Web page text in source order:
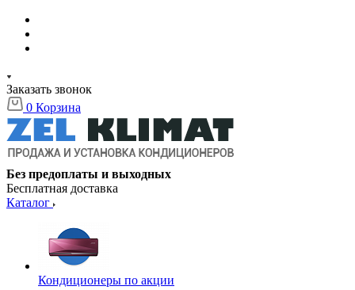
Заказать звонок
0 Корзина
Без предоплаты и выходных
Бесплатная доставка
Каталог
Кондиционеры по акции